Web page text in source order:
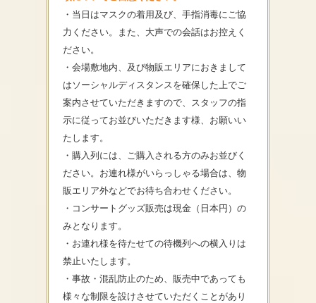
・当日はマスクの着用及び、手指消毒にご協
力ください。また、 大声での会話はお控えく
ださい。
・会場敷地内、 及び物販エリアにおきまして
はソーシャルディスタンスを確保した上でご
案内させていただきますので、 スタッフの指
示に従ってお並びいただきます様、 お願いい
たします。
・購入列には、ご購入される方のみお並びく
ださい。 お連れ様がいらっしゃる場合は、 物
販エリア外などでお待ち合わせください。
・コンサートグッズ販売は現金（日本円）の
みとなります。
・お連れ様を待たせての待機列への横入りは
禁止いたします。
・事故・混乱防止のため、 販売中であっても
様々な制限を設けさせていただくことがあり